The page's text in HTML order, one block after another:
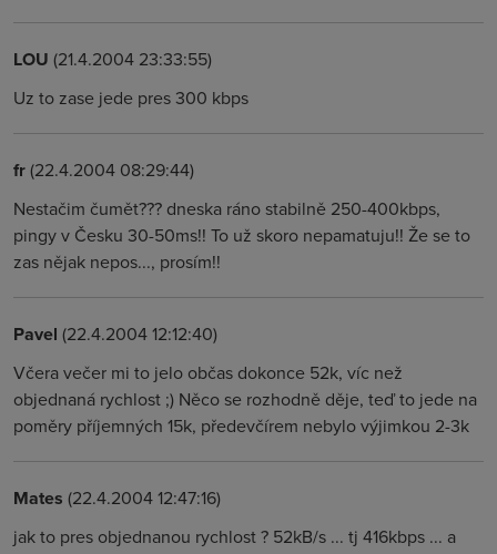
LOU (21.4.2004 23:33:55)
Uz to zase jede pres 300 kbps
fr(22.4.2004 08:29:44)
Nestačim čumět??? dneska ráno stabilně 250-400kbps,
pingy v Česku 30-50ms!! To už skoro nepamatuju!! Že se to
zas nějak nepos..., prosím!!
Pavel (22.4.2004 12:12:40)
Včera večer mi to jelo občas dokonce 52k, víc než
objednaná rychlost ;) Něco se rozhodně děje, teď to jede na
poměry příjemných 15k, předevčírem nebylo výjimkou 2-3k
Mates (22.4.2004 12:47:16)
jak to pres objednanou rychlost ? 52kB/s ... tj 416kbps ... a